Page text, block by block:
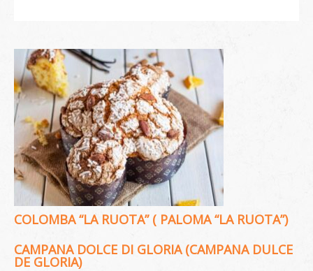
COLOMBA “LA RUOTA” ( PALOMA “LA RUOTA”)
CAMPANA DOLCE DI GLORIA (CAMPANA DULCE
DE GLORIA)